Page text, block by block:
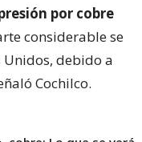
por cobre
considerable se
debido a
Cochilco.